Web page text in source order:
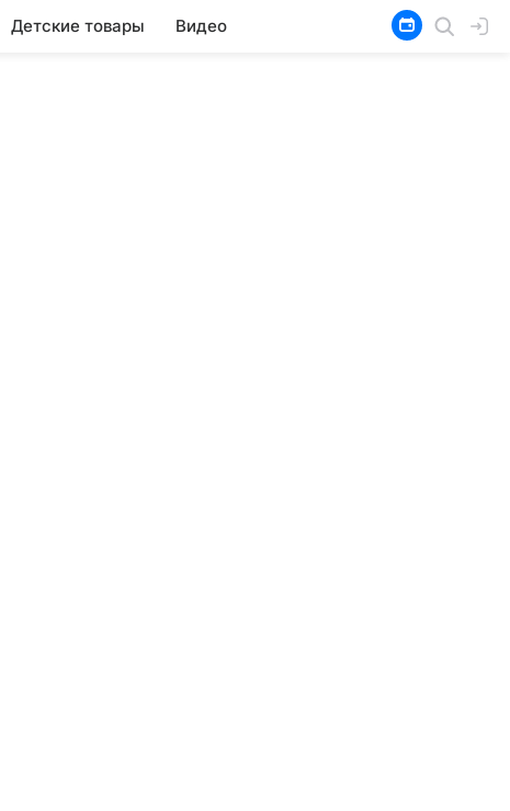
Детские товары Видео